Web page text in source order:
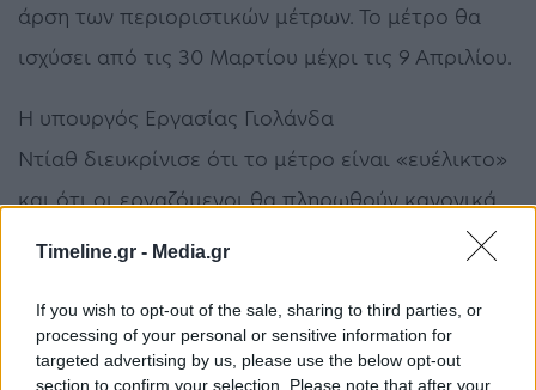
Timeline.gr - Media.gr
If you wish to opt-out of the sale, sharing to third parties, or
processing of your personal or sensitive information for
targeted advertising by us, please use the below opt-out
section to confirm your selection. Please note that after your
άρση των περιοριστικών μέτρων. Το μέτρο θα
ισχύσει από τις 30 Μαρτίου μέχρι τις 9 Απριλίου.
Η υπουργός Εργασίας Γιολάνδα
Ντίαθ διευκρίνισε ότι το μέτρο είναι «ευέλικτο»
και ότι οι εργαζόμενοι θα πληρωθούν κανονικά,
αλλά θα αναπληρώσουν τις χαμένες ημέρες μέχρι
θύματα Ισπανία Κορωνοϊός Κρούσματα Νεκροί